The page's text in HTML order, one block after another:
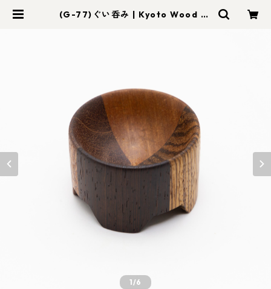
(G-77)ぐい呑み | Kyoto Wood Ar
1/6